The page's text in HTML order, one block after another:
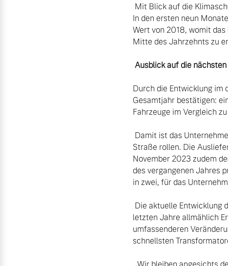
In den ersten neun
Wert von 2018, womit
Mitte des Jahrzehnts zu
Ausblick auf die
Durch die Entwicklung im
Gesamtjahr bestätigen:
Fahrzeuge im Vergleich
Straße rollen. Die
November 2023 zudem
des vergangenen Jahres
in zwei, für das
letzten Jahre allmählich
umfassenderen
schnellsten